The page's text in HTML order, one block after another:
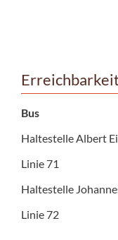
Bus
Haltestelle Albert
Linie 71
Haltestelle
Linie 72